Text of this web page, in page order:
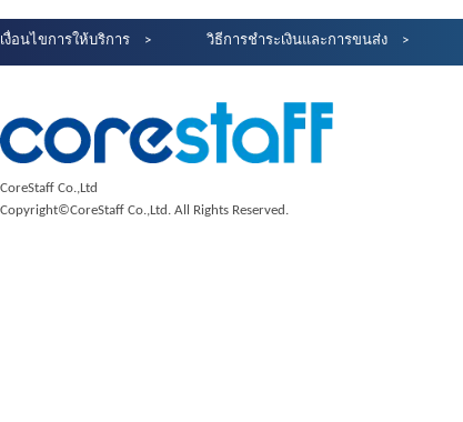
เงื่อนไขการให้บริการ วิธีการชำระเงินและการขนส่ง
CoreStaff Co.,Ltd
Copyright©CoreStaff Co.,Ltd. All Rights Reserved.